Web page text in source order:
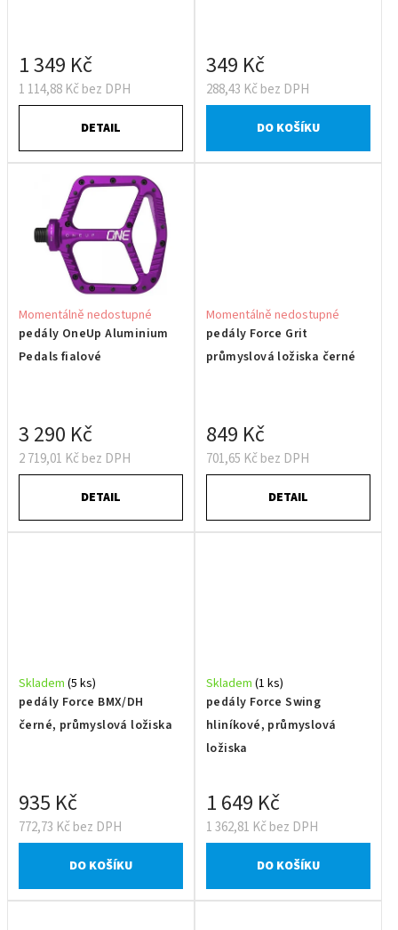
1 114,88 Kč bez DPH
1 349 Kč
DETAIL
288,43 Kč bez DPH
349 Kč
DO KOŠÍKU
pedály OneUp Aluminium
Pedals fialové
Momentálně nedostupné
2 719,01 Kč bez DPH
3 290 Kč
DETAIL
pedály Force Grit
průmyslová ložiska černé
Momentálně nedostupné
701,65 Kč bez DPH
849 Kč
DETAIL
pedály Force BMX/DH
černé, průmyslová ložiska
Skladem (5 ks)
772,73 Kč bez DPH
935 Kč
DO KOŠÍKU
pedály Force Swing
hliníkové, průmyslová
ložiska
Skladem (1 ks)
1 362,81 Kč bez DPH
1 649 Kč
DO KOŠÍKU